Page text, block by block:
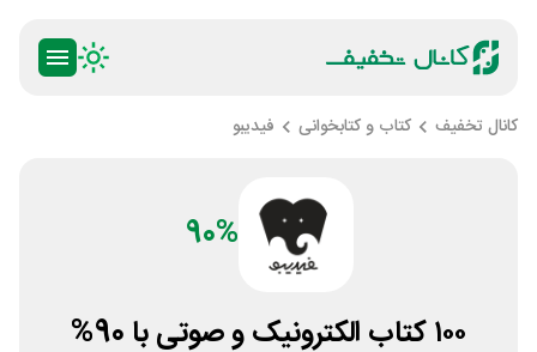
کانال تخفیف کتاب و کتابخوانی فیدیبو
90%
۱۰۰ کتاب الکترونیک و صوتی با 90%